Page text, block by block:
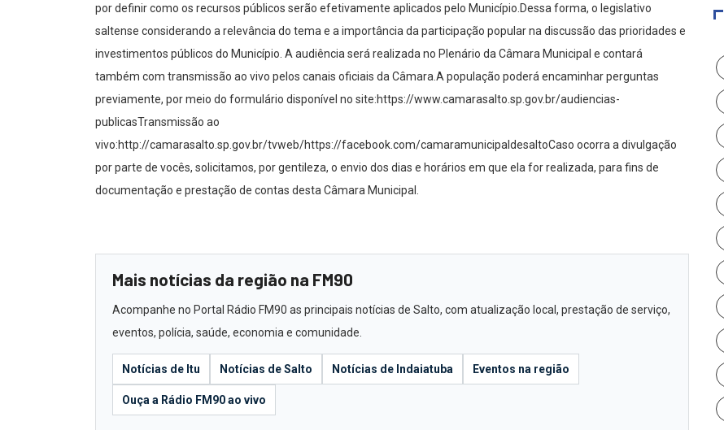
por definir como os recursos públicos serão efetivamente aplicados pelo Município.Dessa forma, o legislativo
saltense considerando a relevância do tema e a importância da participação popular na discussão das prioridades e
investimentos públicos do Município. A audiência será realizada no Plenário da Câmara Municipal e contará
também com transmissão ao vivo pelos canais oficiais da Câmara.A população poderá encaminhar perguntas
previamente, por meio do formulário disponível no site:https://www.camarasalto.sp.gov.br/audiencias-
publicasTransmissão ao
vivo:http://camarasalto.sp.gov.br/tvweb/https://facebook.com/camaramunicipaldesaltoCaso ocorra a divulgação
por parte de vocês, solicitamos, por gentileza, o envio dos dias e horários em que ela for realizada, para fins de
documentação e prestação de contas desta Câmara Municipal.
Mais notícias da região na FM90
Acompanhe no Portal Rádio FM90 as principais notícias de Salto, com atualização local, prestação de serviço,
eventos, polícia, saúde, economia e comunidade.
Notícias de Itu Notícias de Salto Notícias de Indaiatuba Eventos na região
Ouça a Rádio FM90 ao vivo